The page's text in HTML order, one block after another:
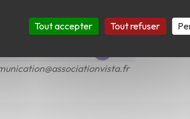
Tout accepter Tout refuser